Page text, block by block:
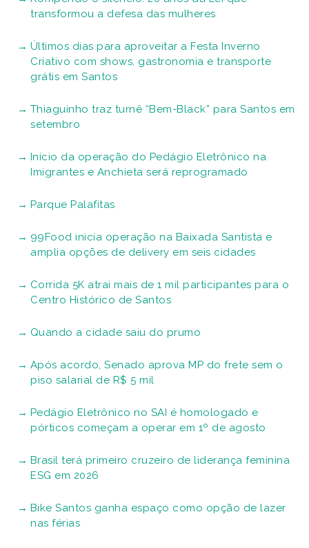
transformou a defesa das mulheres
Últimos dias para aproveitar a Festa Inverno
Criativo com shows, gastronomia e transporte
grátis em Santos
Thiaguinho traz turnê “Bem-Black” para Santos em
setembro
Início da operação do Pedágio Eletrônico na
Imigrantes e Anchieta será reprogramado
Parque Palafitas
99Food inicia operação na Baixada Santista e
amplia opções de delivery em seis cidades
Corrida 5K atrai mais de 1 mil participantes para o
Centro Histórico de Santos
Quando a cidade saiu do prumo
Após acordo, Senado aprova MP do frete sem o
piso salarial de R$ 5 mil
Pedágio Eletrônico no SAI é homologado e
pórticos começam a operar em 1º de agosto
Brasil terá primeiro cruzeiro de liderança feminina
ESG em 2026
Bike Santos ganha espaço como opção de lazer
nas férias